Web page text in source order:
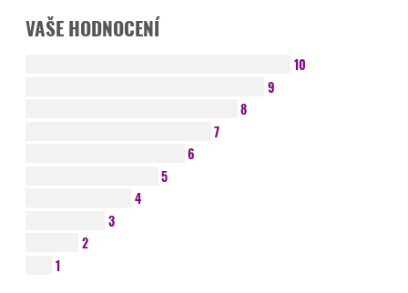
VAŠE HODNOCENÍ
10
9
8
7
6
5
4
3
2
1